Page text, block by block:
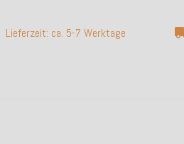
Lieferzeit: ca. 5-7 Werktage